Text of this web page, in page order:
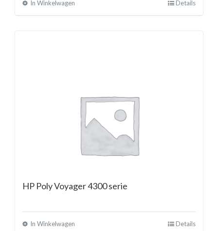
In Winkelwagen Details
HP Poly Voyager 4300 serie
In Winkelwagen Details